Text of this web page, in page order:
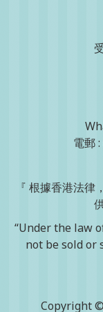
電郵
『 根據香港法
“Under the law
not be sold or
Copyright